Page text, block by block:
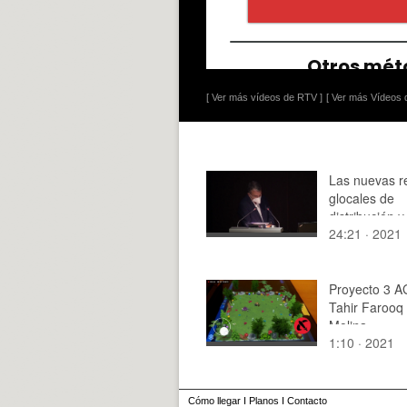
[ Ver más vídeos de RTV ] [ Ver más Vídeos
Las nuevas
glocales de
distribución
de contenido
24:21 · 2021
Proyecto 3
Tahir Farooq
Molina
1:10 · 2021
Cómo llegar I Planos I Contacto